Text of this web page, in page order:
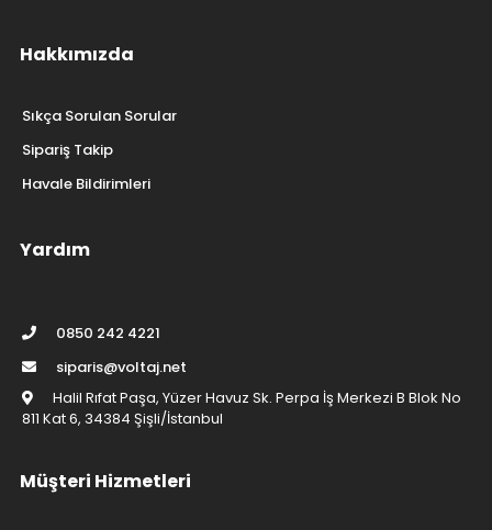
Hakkımızda
Sıkça Sorulan Sorular
Sipariş Takip
Havale Bildirimleri
Yardım
0850 242 4221
siparis@voltaj.net
Halil Rıfat Paşa, Yüzer Havuz Sk. Perpa İş Merkezi B Blok No
811 Kat 6, 34384 Şişli/İstanbul
Müşteri Hizmetleri